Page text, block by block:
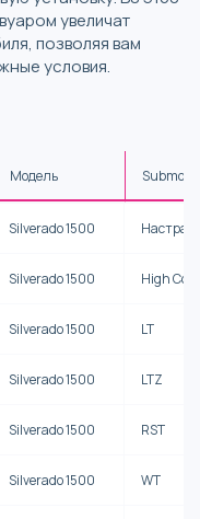
увеличат
позволяя вам
условия.
Модель
Silverado 1500
Silverado 1500 High
Silverado 1500 LT
Silverado 1500 LTZ
Silverado 1500 RST
Silverado 1500 WT